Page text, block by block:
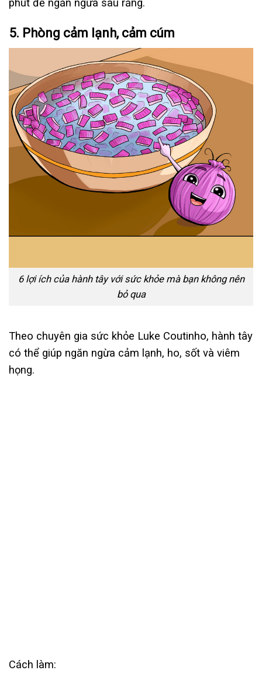
phút để ngăn ngừa sâu răng.
5. Phòng cảm lạnh, cảm cúm
6 lợi ích của hành tây với sức khỏe mà bạn không nên
bỏ qua
Theo chuyên gia sức khỏe Luke Coutinho, hành tây
có thể giúp ngăn ngừa cảm lạnh, ho, sốt và viêm
họng.
Cách làm: